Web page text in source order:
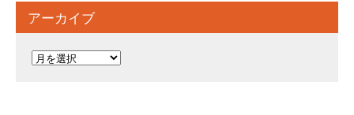
アーカイブ
ア